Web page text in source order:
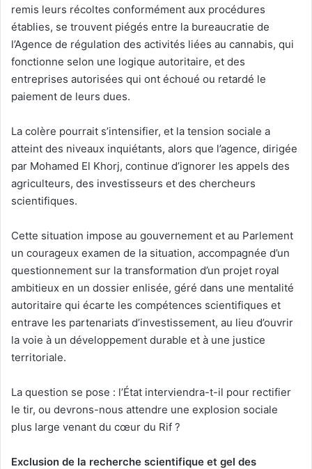
remis leurs récoltes conformément aux procédures
établies, se trouvent piégés entre la bureaucratie de
l’Agence de régulation des activités liées au cannabis, qui
fonctionne selon une logique autoritaire, et des
entreprises autorisées qui ont échoué ou retardé le
paiement de leurs dues.
La colère pourrait s’intensifier, et la tension sociale a
atteint des niveaux inquiétants, alors que l’agence, dirigée
par Mohamed El Khorj, continue d’ignorer les appels des
agriculteurs, des investisseurs et des chercheurs
scientifiques.
Cette situation impose au gouvernement et au Parlement
un courageux examen de la situation, accompagnée d’un
questionnement sur la transformation d’un projet royal
ambitieux en un dossier enlisée, géré dans une mentalité
autoritaire qui écarte les compétences scientifiques et
entrave les partenariats d’investissement, au lieu d’ouvrir
la voie à un développement durable et à une justice
territoriale.
La question se pose : l’État interviendra-t-il pour rectifier
le tir, ou devrons-nous attendre une explosion sociale
plus large venant du cœur du Rif ?
Exclusion de la recherche scientifique et gel des